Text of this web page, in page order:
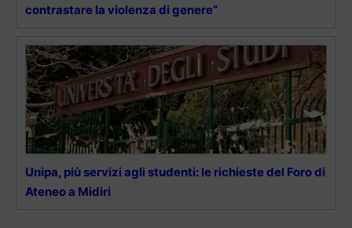
contrastare la violenza di genere”
Unipa, più servizi agli studenti: le richieste del Foro di
Ateneo a Midiri